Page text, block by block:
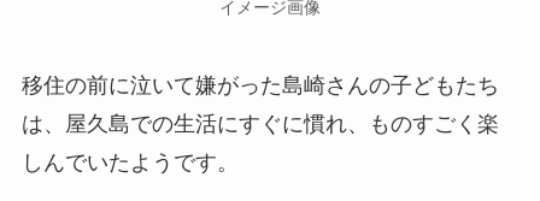
イメージ画像
移住の前に泣いて嫌がった島崎さんの子どもたち
は、屋久島での生活にすぐに慣れ、ものすごく楽
しんでいたようです。